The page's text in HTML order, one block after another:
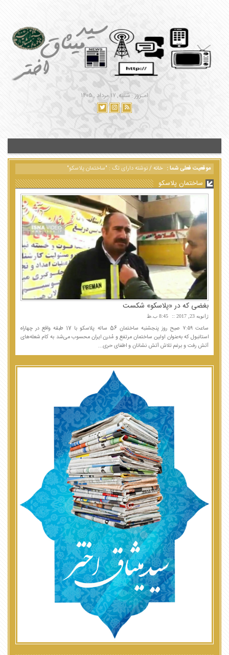
امـروز : شنبه, ۱۷ مرداد , ۱۴۰۵
موقعیت فعلی شما : خانه/نوشته دارای تگ : "ساختمان پلاسکو"
ساختمان پلاسکو
بغضی که در «پلاسکو» شکست
ژانویه 23, 2017 8:45 ب.ظ
ساعت ۷:۵۹ صبح روز پنجشنبه ساختمان 56 ساله پلاسکو با 17 طبقه واقع در چهاراه
استانبول که به‌عنوان اولین ساختمان مرتفع و مُدرن ایران محسوب می‌شد به کام شعله‌های
آتش رفت و برغم تلاش آتش نشانان و اطفای حری...